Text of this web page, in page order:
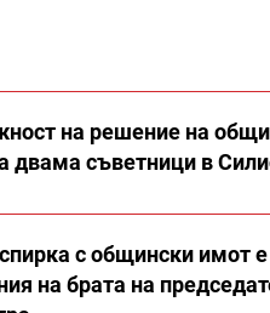
на решение на
двама съветници в
с общински имот
на брата на